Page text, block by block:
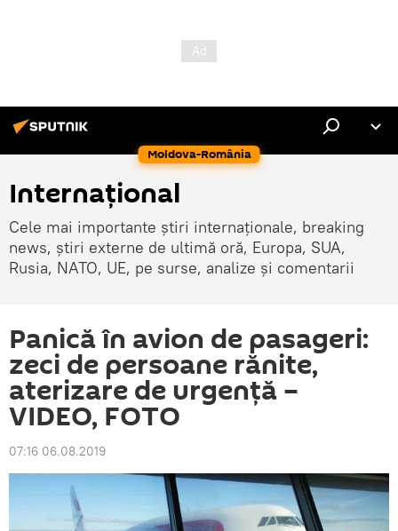
Moldova-România
Internaţional
Cele mai importante știri internaționale, breaking
news, știri externe de ultimă oră, Europa, SUA,
Rusia, NATO, UE, pe surse, analize și comentarii
Panică în avion de pasageri:
zeci de persoane rănite,
aterizare de urgenţă –
VIDEO, FOTO
07:16 06.08.2019